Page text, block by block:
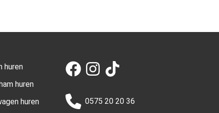
huren
huren
huren
0575 20 20 36